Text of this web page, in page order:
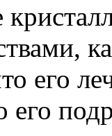
его
его